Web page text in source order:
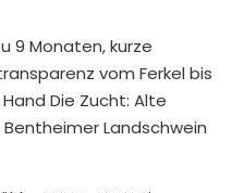
9 Monaten, kurze
vom Ferkel bis
Die Zucht: Alte
Landschwein